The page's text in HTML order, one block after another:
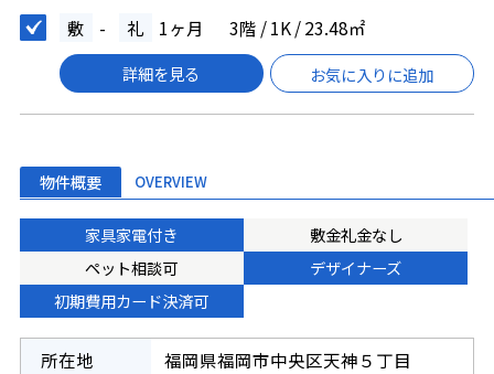
敷 - 礼 1ヶ月 3階 / 1K / 23.48㎡
詳細を見る お気に入りに追加
物件概要 OVERVIEW
家具家電付き
敷金礼金なし
ペット相談可
デザイナーズ
初期費用カード決済可
所在地 福岡県福岡市中央区天神５丁目